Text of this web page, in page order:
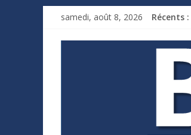
samedi, août 8, 2026 Récents :